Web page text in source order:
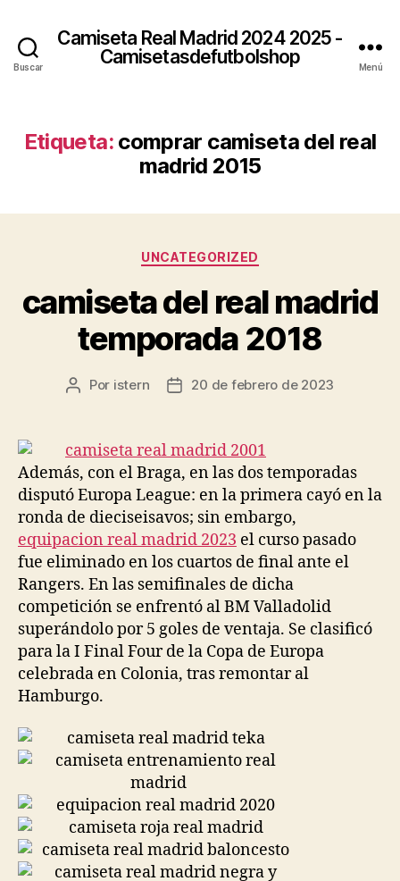
Buscar
Camiseta Real Madrid 2024 2025 -
Camisetasdefutbolshop
Menú
Etiqueta: comprar camiseta del real
madrid 2015
Categorías
UNCATEGORIZED
camiseta del real madrid
temporada 2018
Autor
entrada
Por istern
Fecha
entrada
20 de febrero de 2023
Además, con el Braga, en las dos temporadas
disputó Europa League: en la primera cayó en la
ronda de dieciseisavos; sin embargo,
equipacion real madrid 2023 el curso pasado
fue eliminado en los cuartos de final ante el
Rangers. En las semifinales de dicha
competición se enfrentó al BM Valladolid
superándolo por 5 goles de ventaja. Se clasificó
para la I Final Four de la Copa de Europa
celebrada en Colonia, tras remontar al
Hamburgo.